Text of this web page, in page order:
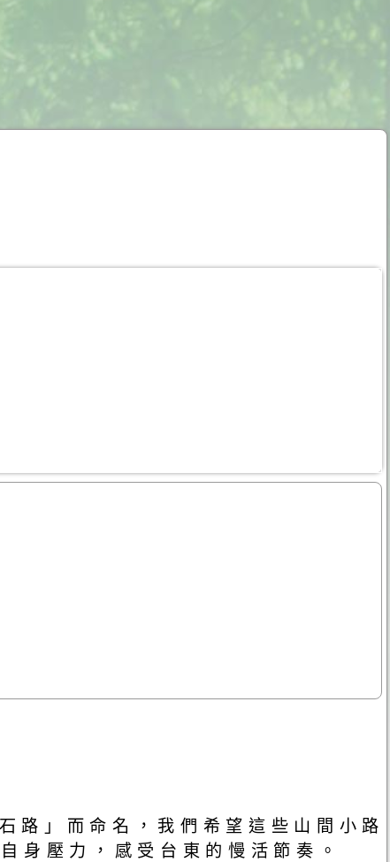
路」而命名，我們希望這些山間小路
身壓力，感受台東的慢活節奏。